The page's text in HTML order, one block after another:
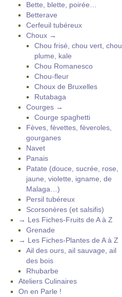
Bette, blette, poirée…
Betterave
Cerfeuil tubéreux
Choux →
Chou frisé, chou vert, chou
plume, kale
Chou Romanesco
Chou-fleur
Choux de Bruxelles
Rutabaga
Courges →
Courge spaghetti
Fèves, fèvettes, fèveroles,
gourganes
Navet
Panais
Patate (douce, sucrée, rose,
jaune, violette, igname, de
Malaga…)
Persil tubéreux
Scorsonères (et salsifis)
→ Les Fiches-Fruits de A à Z
Grenade
→ Les Fiches-Plantes de A à Z
Ail des ours, ail sauvage, ail
des bois
Rhubarbe
Ateliers Culinaires
On en Parle !